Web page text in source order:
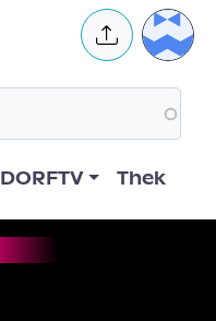
User
DORFTV Thek